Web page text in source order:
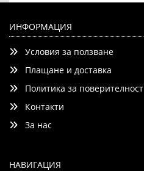
ИНФОРМАЦИЯ
Условия за ползване
Плащане и доставка
Политика за поверителност
Контакти
За нас
НАВИГАЦИЯ